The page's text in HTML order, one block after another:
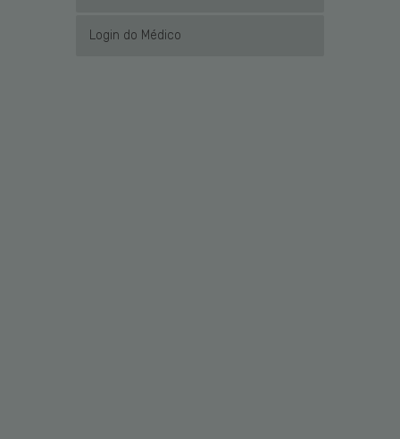
Login do Médico